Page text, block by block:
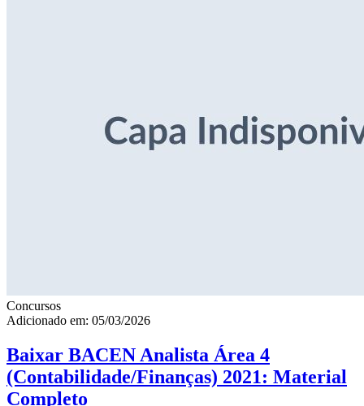
Concursos
Adicionado em: 05/03/2026
Baixar BACEN Analista Área 4
(Contabilidade/Finanças) 2021: Material
Completo